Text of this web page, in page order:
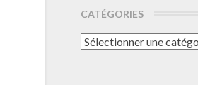
CATÉGORIES
Catégories